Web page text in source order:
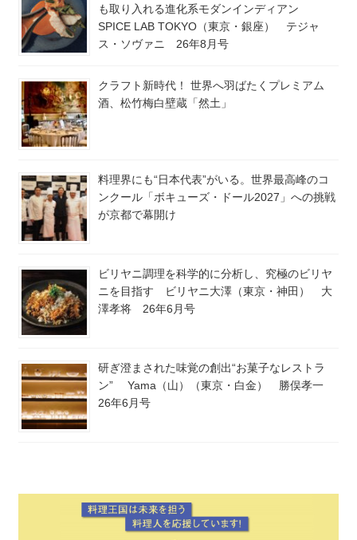
も取り入れる進化系モダンインディアン
SPICE LAB TOKYO（東京・銀座） テジャ
ス・ソヴァニ 26年8月号
クラフト新時代！ 世界へ羽ばたくプレミアム
酒、松竹梅白壁蔵「然土」
料理界にも“日本代表”がいる。世界最高峰のコ
ンクール「ボキューズ・ドール2027」への挑戦
が京都で幕開け
ビリヤニ調理を科学的に分析し、究極のビリヤ
ニを目指す ビリヤニ大澤（東京・神田） 大
澤孝将 26年6月号
研ぎ澄まされた味覚の創出“お菓子なレストラ
ン” Yama（山）（東京・白金） 勝俣孝一
26年6月号